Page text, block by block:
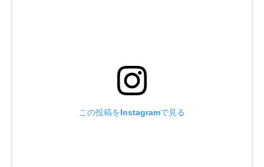
この投稿をInstagramで見る